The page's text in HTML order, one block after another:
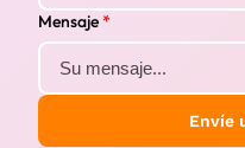
Mensaje*
Envíe